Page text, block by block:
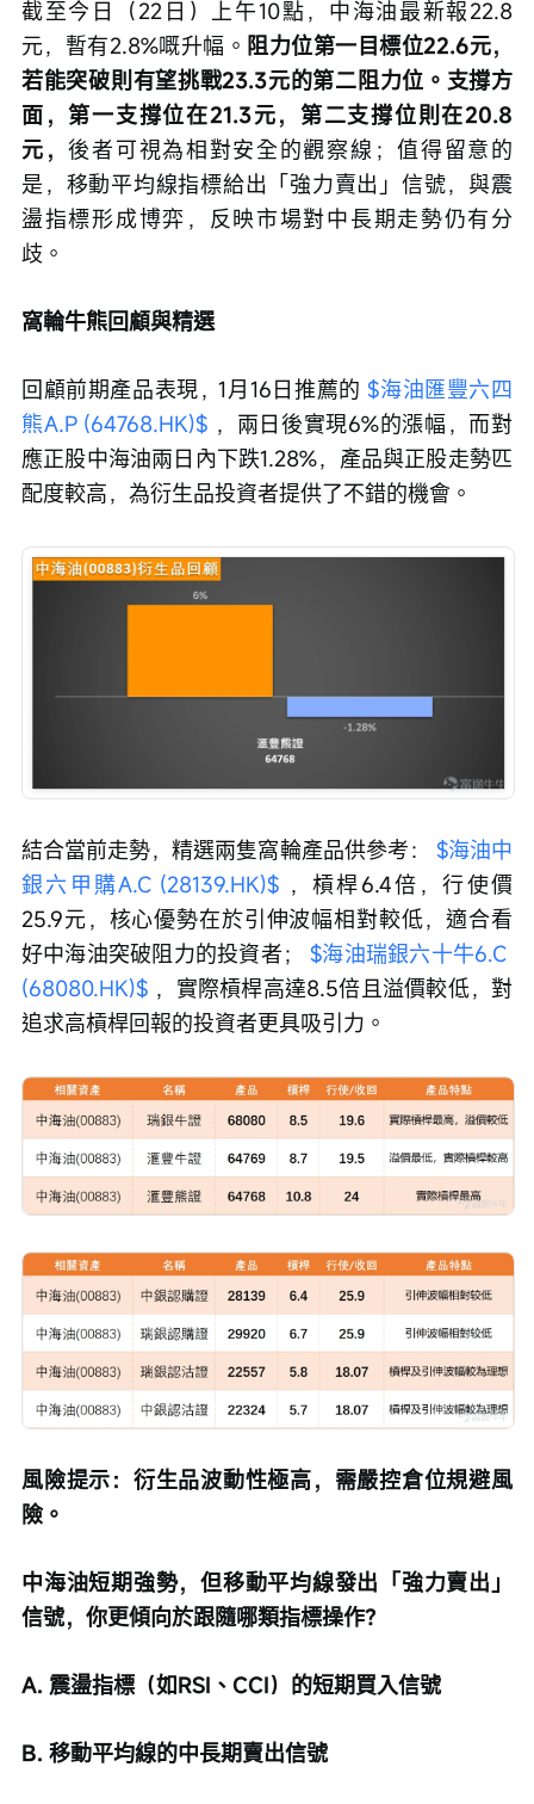
截至今日（22日）上午10點，中海油最新報22.8
元，暫有2.8%嘅升幅。 阻力位第一目標位22.6元，
若能突破則有望挑戰23.3元的第二阻力位。支撐方
面，第一支撐位在21.3元，第二支撐位則在20.8
元，後者可視為相對安全的觀察線；值得留意的
是，移動平均線指標給出「強力賣出」信號，與震
盪指標形成博弈，反映市場對中長期走勢仍有分
歧。
窩輪牛熊回顧與精選
回顧前期產品表現，1月16日推薦的 $海油匯豐六四
熊A.P (64768.HK)$ ，兩日後實現6%的漲幅，而對
應正股中海油兩日內下跌1.28%，產品與正股走勢匹
配度較高，為衍生品投資者提供了不錯的機會。
結合當前走勢，精選兩隻窩輪產品供參考： $海油中
銀六甲購A.C (28139.HK)$ ，槓桿6.4倍，行使價
25.9元，核心優勢在於引伸波幅相對較低，適合看
好中海油突破阻力的投資者； $海油瑞銀六十牛6.C
(68080.HK)$ ，實際槓桿高達8.5倍且溢價較低，對
追求高槓桿回報的投資者更具吸引力。
風險提示：衍生品波動性極高，需嚴控倉位規避風
險。
中海油短期強勢，但移動平均線發出「強力賣出」
信號，你更傾向於跟隨哪類指標操作？
A. 震盪指標（如RSI、CCI）的短期買入信號
B. 移動平均線的中長期賣出信號